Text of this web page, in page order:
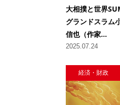
大相撲と世界
グランドスラム
信也（作家...
2025.07.24
経済・財政